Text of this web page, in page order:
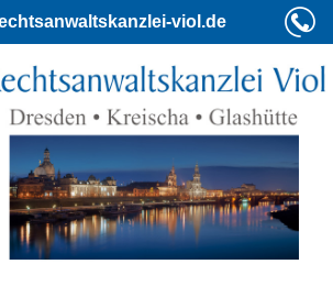
viol.de